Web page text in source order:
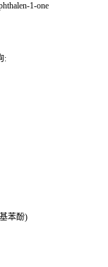
1-one
:
苯酚)